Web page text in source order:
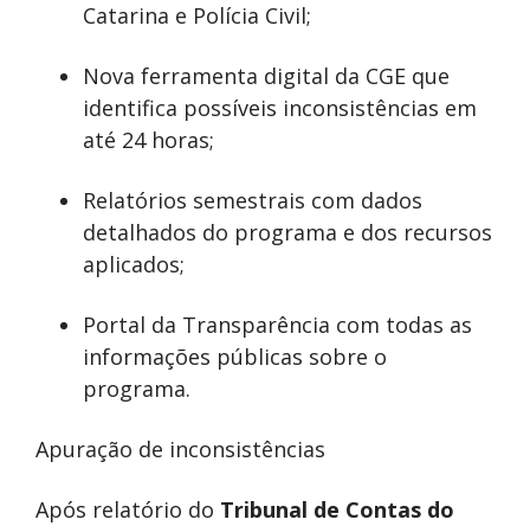
Catarina e Polícia Civil;
Nova ferramenta digital da CGE que
identifica possíveis inconsistências em
até 24 horas;
Relatórios semestrais com dados
detalhados do programa e dos recursos
aplicados;
Portal da Transparência com todas as
informações públicas sobre o
programa.
Apuração de inconsistências
Após relatório do Tribunal de Contas do